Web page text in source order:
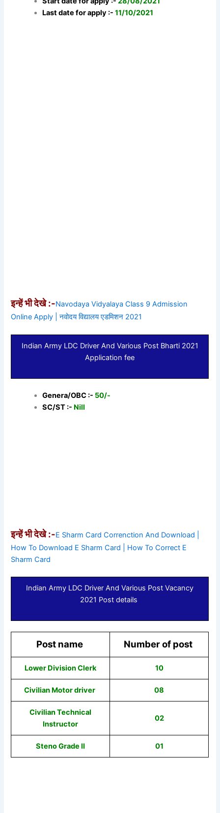
Last date for apply :- 11/10/2021
इन्हें भी देखे :-Navodaya Vidyalaya Class 9 Admission
Online Apply | नवोदय विद्यालय एडमिशन 2021
Indian Army LDC Driver And Various Post Bharti 2021
Application fee
Genera/OBC :- 50/-
SC/ST :- Nill
इन्हें भी देखे :-E Sharm Card Correnction And Download |
How To Download E Sharm Card | How To Correct E
Sharm Card
Indian Army LDC Driver And Various Post Vacancy
2021 Post details
Post name Number of post
Lower Division Clerk 10
Civilian Motor driver 08
Civilian Technical
Instructor
02
Steno Grade II 01